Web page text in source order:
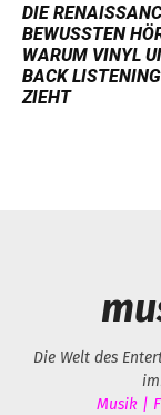
DIE
BEWUSSTEN
WARUM VINYL
BACK
ZIEHT
Die Welt des
Musik |